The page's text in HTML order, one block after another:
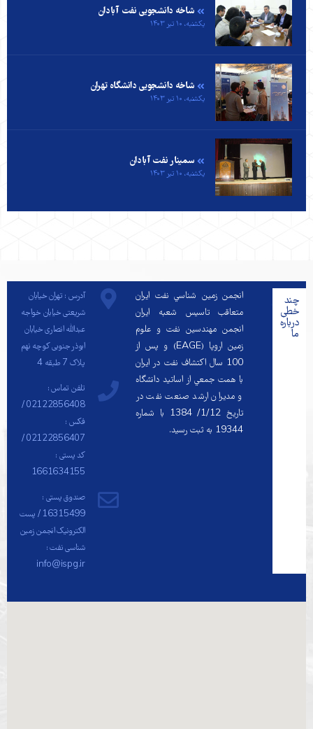
شاخه دانشجویی نفت آبادان
یکشنبه، ۱۰ تیر ۱۴۰۳
شاخه دانشجویی دانشگاه تهران
یکشنبه، ۱۰ تیر ۱۴۰۳
سمینار نفت آبادان
یکشنبه، ۱۰ تیر ۱۴۰۳
چند
خطی
درباره
ما
انجمن زمين شناسي نفت ايران
متعاقب تاسيس شعبه ايران
انجمن مهندسين نفت و علوم
زمين اروپا (EAGE) و پس از
100 سال اكتشاف نفت در ايران
با همت جمعي از اساتيد دانشگاه
و مديران ارشد صنعت نفت در
تاريخ 1/12/ 1384 با شماره
19344 به ثبت رسيد.
آدرس : تهران خیابان
شریعتی خیابان خواجه
عبدالله انصاری خیابان
ابوذر جنوبی کوچه نهم
پلاک 7 طبقه 4
تلفن تماس :
02122856408 /
فکس :
02122856407 /
کد پستی :
1661634155
صندوق پستی :
16315499 / پست
الکترونیک انجمن زمین
شناسی نفت :
info@ispg.ir